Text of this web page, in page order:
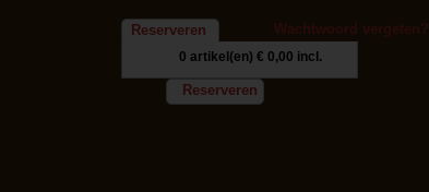
Reserveren Wachtwoord vergeten?
0 artikel(en) € 0,00 incl.
Reserveren